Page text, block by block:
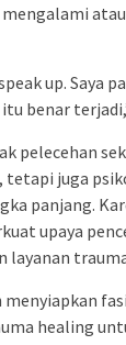
up. Saya
benar
pelecehan
tetapi juga
panjang.
upaya
layanan
healing